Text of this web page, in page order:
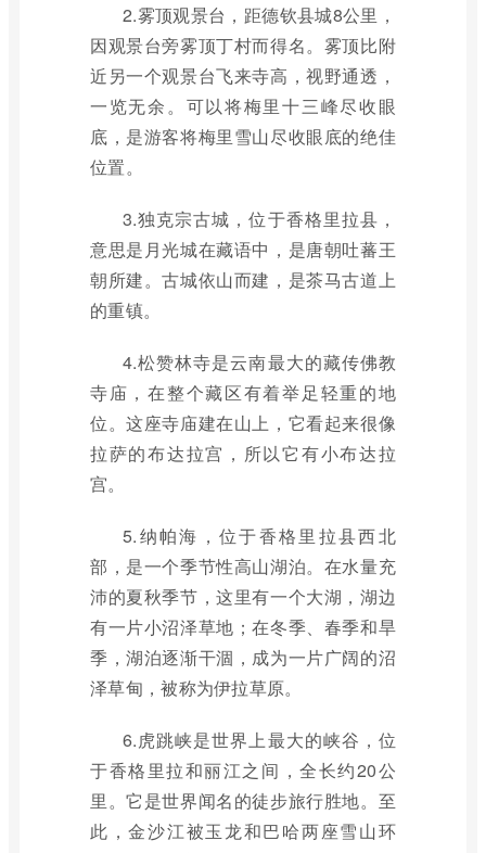
2.雾顶观景台，距德钦县城8公里，
因观景台旁雾顶丁村而得名。雾顶比附
近另一个观景台飞来寺高，视野通透，
一览无余。可以将梅里十三峰尽收眼
底，是游客将梅里雪山尽收眼底的绝佳
位置。
3.独克宗古城，位于香格里拉县，
意思是月光城在藏语中，是唐朝吐蕃王
朝所建。古城依山而建，是茶马古道上
的重镇。
4.松赞林寺是云南最大的藏传佛教
寺庙，在整个藏区有着举足轻重的地
位。这座寺庙建在山上，它看起来很像
拉萨的布达拉宫，所以它有小布达拉
宫。
5.纳帕海，位于香格里拉县西北
部，是一个季节性高山湖泊。在水量充
沛的夏秋季节，这里有一个大湖，湖边
有一片小沼泽草地；在冬季、春季和旱
季，湖泊逐渐干涸，成为一片广阔的沼
泽草甸，被称为伊拉草原。
6.虎跳峡是世界上最大的峡谷，位
于香格里拉和丽江之间，全长约20公
里。它是世界闻名的徒步旅行胜地。至
此，金沙江被玉龙和巴哈两座雪山环